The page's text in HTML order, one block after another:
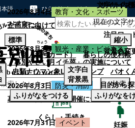
本語 ひらがなをつける
検索
くらし・手続き
2026年8月4日 教育・文化・スポーツ
企画展に向けて：安東ウメ子さんとの思
2026年8月3日 観光・産業・ビジネス
「幕別やさい月イチ菜」の実施について
2026年8月3日 防災・消防
幕別町防災フェアの開催について
2026年7月31日 イベント
サイト内
注目ワー
ド（個人番号カード）
暮らしの便利帳
忠類ナウマン象LINEスタンプ
パオく
目的から
妊娠
文字サイズ
現在の文字
標準
縮小
背景色変
文字白
背景黒
ふりがなをつける ふりがなを